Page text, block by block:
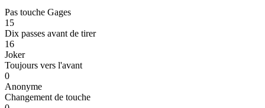
Pas touche Gages
15
Dix passes avant de tirer
16
Joker
Toujours vers l'avant
0
Anonyme
Changement de touche